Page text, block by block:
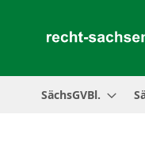
SächsGVBl.